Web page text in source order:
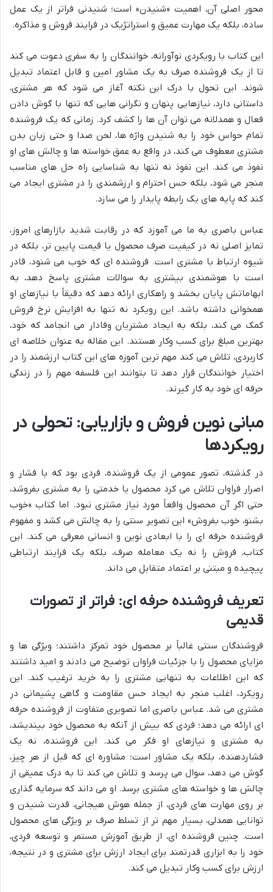
محور اصلی آن، اهمیت «شنیدن» است؛ شنیدنی فراتر از یک عمل
ساده، بلکه یک مهارت عمیق و استراتژیک در فرایند فروش و مذاکره.
این کتاب با رویکردی نوآورانه، خوانندگان را به سفری دعوت می کند
تا از یک فروشنده صرف به یک مشاور امین و قابل اعتماد تبدیل
شوند. این تحول با درک این نکته آغاز می شود که هر مشتری،
داستانی دارد، نیازهایی پنهان و نگرانی هایی که تنها با گوش دادن
فعال و همدلانه می توان آن ها را کشف کرد. زمانی که یک فروشنده
تمام حواس خود را به شنیدن واژه ها، لحن صدا و حتی زبان بدن
مشتری معطوف می کند، در واقع به عمق خواسته ها و چالش های او
نفوذ می کند. این نفوذ نه تنها به شناسایی راه حل های مناسب
منجر می شود، بلکه حس احترام و ارزشمندی را در مشتری ایجاد می
کند که پایه های یک رابطه پایدار را می سازد.
عباس باصری به ما می آموزد که در رقابت شدید بازارهای امروز،
تمایز اصلی نه در کیفیت صرف محصول یا قیمت پایین تر، بلکه در
شیوه ارتباط با مشتری است. فروشنده ای که خوب می شنود، قادر
است با هوشمندی بیشتری به سوالات مشتری پاسخ دهد، به
ابهاماتش پایان بخشد و راهکاری ارائه دهد که دقیقاً با نیازهای او
همخوانی داشته باشد. این رویکرد نه تنها به افزایش نرخ فروش
کمک می کند، بلکه به ایجاد مشتریان وفادار می انجامد که خود،
بهترین مبلغ برای کسب وکار هستند. این مقاله به عنوان خلاصه ای
کاربردی، تلاش می کند مهم ترین آموزه های این کتاب ارزشمند را در
اختیار خوانندگان قرار دهد تا بتوانند این فلسفه مهم را در زندگی
حرفه ای خود به کار گیرند.
مبانی نوین فروش و بازاریابی: تحولی در
رویکردها
در گذشته، تصور عمومی از یک فروشنده، فردی بود که با فشار و
اصرار فراوان تلاش می کرد محصول یا خدمتی را به مشتری بفروشد،
حتی اگر آن محصول واقعاً مورد نیاز مشتری نبود. اما کتاب «خوب
بشنو، خوب بفروش» این تصویر سنتی را به چالش می کشد و مفهوم
فروشنده حرفه ای را با ابعادی نوین و انسانی معرفی می کند. این
کتاب، فروش را نه یک معامله صرف، بلکه یک فرایند ارتباطی
پیچیده و مبتنی بر اعتماد متقابل می داند.
تعریف فروشنده حرفه ای: فراتر از تصورات
قدیمی
فروشندگان سنتی غالباً بر محصول خود تمرکز داشتند؛ ویژگی ها و
مزایای محصول را با جزئیات فراوان توضیح می دادند و امید داشتند
که این اطلاعات به تنهایی مشتری را به خرید ترغیب کند. این
رویکرد، اغلب منجر به ایجاد حس مقاومت و گاهی پشیمانی در
مشتری می شد. عباس باصری اما تصویری متفاوت از فروشنده حرفه
ای ارائه می دهد؛ فردی که بیش از آنکه به محصول خود بیندیشد،
به مشتری و نیازهای او فکر می کند. این فروشنده، نه یک
فشاردهنده، بلکه یک مشاور است؛ مشاوره ای که قبل از هر چیز،
گوش می دهد، سوال می پرسد و تلاش می کند تا به درک عمیقی از
چالش ها و خواسته های مشتری برسد. او می داند که سرمایه گذاری
بر روی مهارت های فردی، از جمله هوش هیجانی، قدرت شنیدن و
توانایی همدلی، بسیار مهم تر از تسلط صرف بر ویژگی های محصول
است. چنین فروشنده ای، از طریق آموزش مستمر و توسعه فردی،
خود را به ابزاری قدرتمند برای ایجاد ارزش برای مشتری و در نتیجه،
ارزش برای کسب وکار تبدیل می کند.